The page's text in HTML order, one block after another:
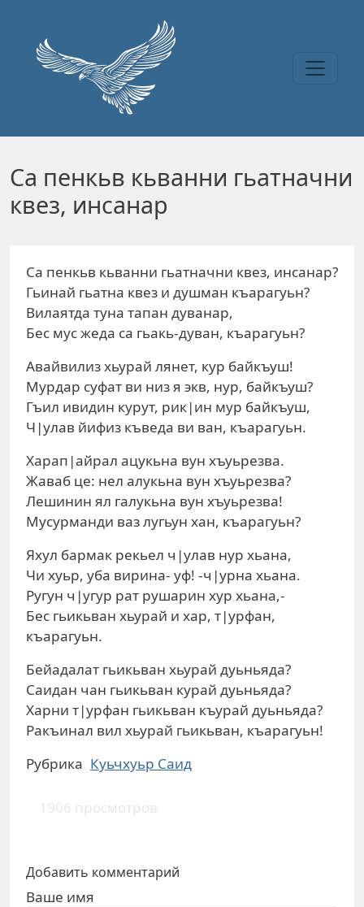
Са пенкьв кьванни гьатначни
квез, инсанар
Са пенкьв кьванни гьатначни квез, инсанар?
Гьинай гьатна квез и душман къарагуьн?
Вилаятда туна тапан дуванар,
Бес мус жеда са гьакь-дуван, къарагуьн?
Авайвилиз хьурай лянет, кур байкъуш!
Мурдар суфат ви низ я экв, нур, байкъуш?
Гъил ивидин курут, рик|ин мур байкъуш,
Ч|улав йифиз къведа ви ван, къарагуьн.
Харап|айрал ацукьна вун хъуьрезва.
Жаваб це: нел алукьна вун хъуьрезва?
Лешинин ял галукьна вун хъуьрезва!
Мусурманди ваз лугьун хан, къарагуьн?
Яхул бармак рекьел ч|улав нур хьана,
Чи хуьр, уба вирина- уф! -ч|урна хьана.
Ругун ч|угур рат рушарин хур хьана,-
Бес гьикьван хьурай и хар, т|урфан,
къарагуьн.
Бейадалат гьикьван хьурай дуьньяда?
Саидан чан гьикьван курай дуьньяда?
Харни т|урфан гьикьван къурай дуьньяда?
Ракъинал вил хьурай гьикьван, къарагуьн!
Рубрика Куьчхуьр Саид
1906 просмотров
Добавить комментарий
Ваше имя